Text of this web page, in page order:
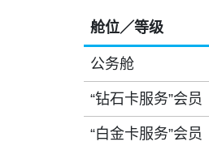
舱位／等级
公务舱
“钻石卡服务”会员
“白金卡服务”会员